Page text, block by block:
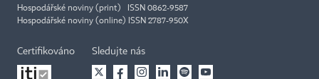
Hospodářské noviny (print) ISSN 0862-9587
Hospodářské noviny (online) ISSN 2787-950X
Certifikováno Sledujte nás